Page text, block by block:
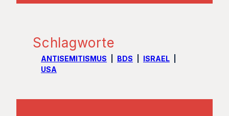
Schlagworte
ANTISEMITISMUS BDS
ISRAEL
USA